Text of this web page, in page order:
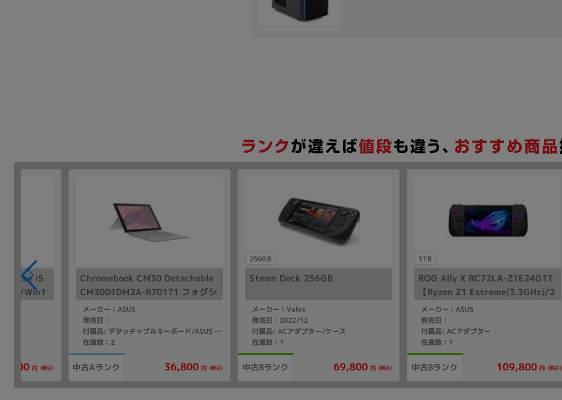
【Core i5
Win1
円 (税込)
Chromebook CM30 Detachable
CM3001DM2A-R70171 フォグシ
ルバー【Kompanio(2.0GHz)/8G
B/64GB eMMC/ChromeOS】【d
ocomo版 SIMフリー】
メーカー：ASUS
発売日：
付属品: デタッチャブルキーボード/ASUS USI Pen/スタンドカバー
在庫数：2
中古Aランク 36,800 円 (税込)
256GB
Steam Deck 256GB
メーカー：Valve
発売日：2022/12
付属品: ACアダプター/ケース
在庫数：1
中古Bランク 69,800 円 (税込)
1TB
ROG Ally X RC72LA-Z1E24G1T
【Ryzen Z1 Extreme(3.3GHz)/2
4GB/1TB SSD/Win11Home】
メーカー：ASUS
発売日：
付属品: ACアダプター
在庫数：1
中古Bランク 109,800 円 (税込)